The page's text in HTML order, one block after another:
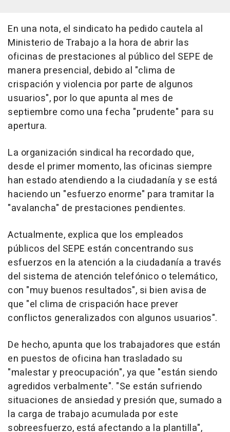
En una nota, el sindicato ha pedido cautela al
Ministerio de Trabajo a la hora de abrir las
oficinas de prestaciones al público del SEPE de
manera presencial, debido al "clima de
crispación y violencia por parte de algunos
usuarios", por lo que apunta al mes de
septiembre como una fecha "prudente" para su
apertura.
La organización sindical ha recordado que,
desde el primer momento, las oficinas siempre
han estado atendiendo a la ciudadanía y se está
haciendo un "esfuerzo enorme" para tramitar la
"avalancha" de prestaciones pendientes.
Actualmente, explica que los empleados
públicos del SEPE están concentrando sus
esfuerzos en la atención a la ciudadanía a través
del sistema de atención telefónico o telemático,
con "muy buenos resultados", si bien avisa de
que "el clima de crispación hace prever
conflictos generalizados con algunos usuarios".
De hecho, apunta que los trabajadores que están
en puestos de oficina han trasladado su
"malestar y preocupación", ya que "están siendo
agredidos verbalmente". "Se están sufriendo
situaciones de ansiedad y presión que, sumado a
la carga de trabajo acumulada por este
sobreesfuerzo, está afectando a la plantilla",